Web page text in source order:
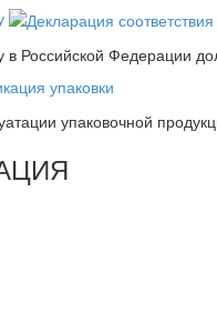
в Российской Федерации
упаковочной